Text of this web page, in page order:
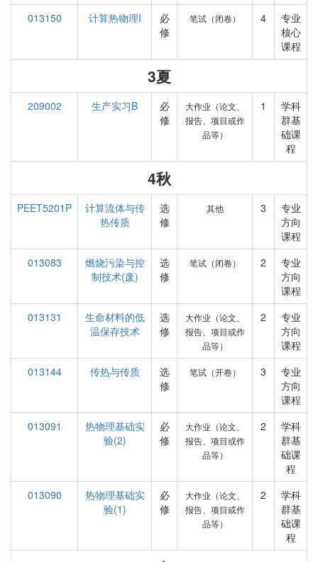
013150
计算热物理I
必
修
笔试（闭卷） 4
专业
核心
课程
3夏
209002 生产实习B
必
修
大作业（论文、
报告、项目或作
品等）
1
学科
群基
础课
程
4秋
PEET5201P
计算流体与传
热传质
选
修
其他 3
专业
方向
课程
013083
燃烧污染与控
制技术(废)
选
修
笔试（闭卷） 2
专业
方向
课程
013131
生命材料的低
温保存技术
选
修
大作业（论文、
报告、项目或作
品等）
2
专业
方向
课程
013144
传热与传质
选
修
笔试（开卷） 3
专业
方向
课程
013091
热物理基础实
验(2)
必
修
大作业（论文、
报告、项目或作
品等）
2
学科
群基
础课
程
013090
热物理基础实
验(1)
必
修
大作业（论文、
报告、项目或作
品等）
2
学科
群基
础课
程